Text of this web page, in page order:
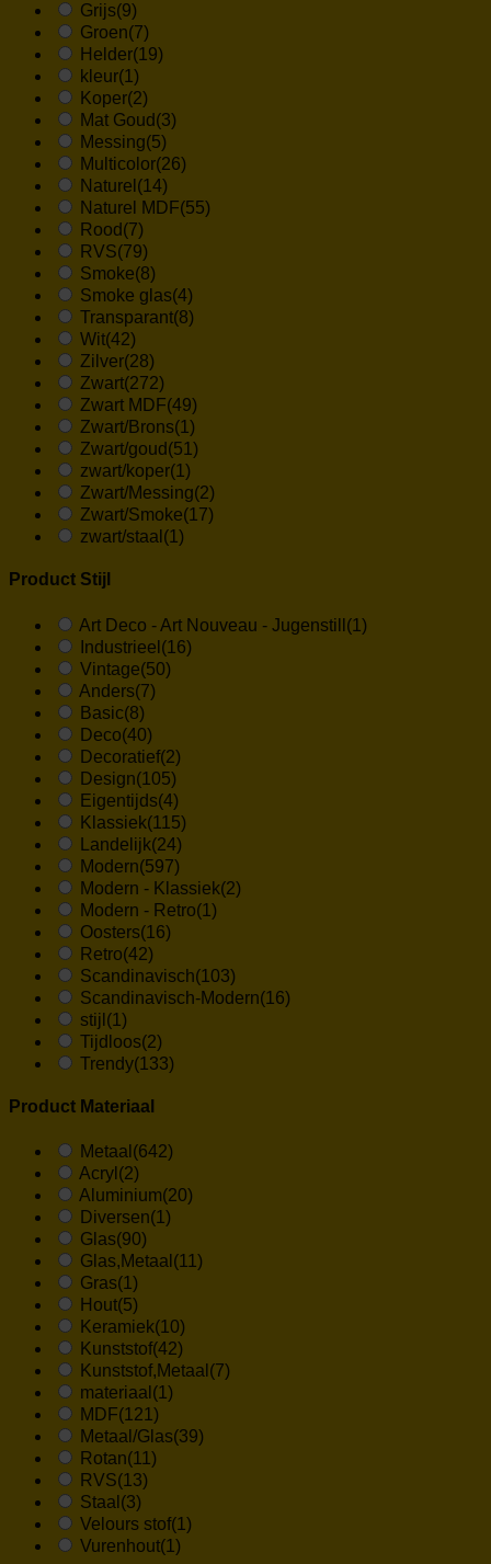
Grijs(9)
Groen(7)
Helder(19)
kleur(1)
Koper(2)
Mat Goud (3)
Messing(5)
Multicolor(26)
Naturel (14)
Naturel MDF(55)
Rood (7)
RVS(79)
Smoke(8)
Smoke glas(4)
Transparant(8)
Wit(42)
Zilver(28)
Zwart(272)
Zwart MDF(49)
Zwart/Brons(1)
Zwart/goud (51)
zwart/koper(1)
Zwart/Messing(2)
Zwart/Smoke(17)
zwart/staal (1)
Product Stijl
Art Deco - Art Nouveau - Jugenstill (1)
Industrieel (16)
Vintage(50)
Anders(7)
Basic(8)
Deco(40)
Decoratief(2)
Design(105)
Eigentijds(4)
Klassiek(115)
Landelijk(24)
Modern(597)
Modern - Klassiek(2)
Modern - Retro(1)
Oosters(16)
Retro(42)
Scandinavisch(103)
Scandinavisch-Modern(16)
stijl (1)
Tijdloos(2)
Trendy(133)
Product Materiaal
Metaal (642)
Acryl (2)
Aluminium(20)
Diversen(1)
Glas(90)
Glas,Metaal (11)
Gras(1)
Hout(5)
Keramiek(10)
Kunststof(42)
Kunststof,Metaal (7)
materiaal (1)
MDF(121)
Metaal/Glas(39)
Rotan(11)
RVS(13)
Staal (3)
Velours stof(1)
Vurenhout(1)